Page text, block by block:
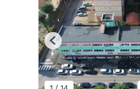
Previous